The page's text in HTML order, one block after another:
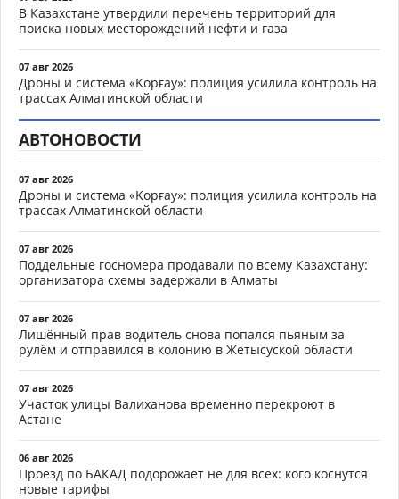
В Казахстане утвердили перечень территорий для
поиска новых месторождений нефти и газа
07 авг 2026
Дроны и система «Қорғау»: полиция усилила контроль на
трассах Алматинской области
АВТОНОВОСТИ
07 авг 2026
Дроны и система «Қорғау»: полиция усилила контроль на
трассах Алматинской области
07 авг 2026
Поддельные госномера продавали по всему Казахстану:
организатора схемы задержали в Алматы
07 авг 2026
Лишённый прав водитель снова попался пьяным за
рулём и отправился в колонию в Жетысуской области
07 авг 2026
Участок улицы Валиханова временно перекроют в
Астане
06 авг 2026
Проезд по БАКАД подорожает не для всех: кого коснутся
новые тарифы